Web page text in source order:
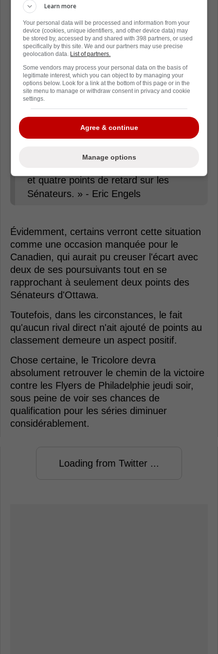
« Les Rangers s'inclinent face aux
Kings en temps réglementaire. Les
Red Wings s'inclinent face à
l'Avalanche en temps réglementaire.
Les Sénateurs s'inclinent face aux
Sabres en temps réglementaire.
Les Canadiens, qui ont perdu contre
les Blues en temps réglementaire,
demeurent donc en deuxième position
des équipes repêchées, avec un point
d'avance sur les Islanders et les
et quatre points de retard sur les
Sénateurs. » - Eric Engels
Évidemment, certains verront cette situation
comme une occasion manquée pour le
Canadien, qui aurait pu creuser l'écart avec
deux de ses poursuivants tout en se
rapprochant à seulement deux points des
Sénateurs d'Ottawa.
Toutefois, dans les circonstances, le fait
qu'aucun rival direct n'ait ajouté de points au
classement demeure un aspect positif.
Chose certaine, le Tricolore devra
absolument retrouver le chemin de la victoire
contre les Flyers de Philadelphie jeudi soir,
sous peine de voir ses chances de
qualification pour les séries diminuer
considérablement.
Loading from Twitter ...
Learn more
Your personal data will be processed and information from your
device (cookies, unique identifiers, and other device data) may
be stored by, accessed by and shared with 398 partners, or used
specifically by this site. We and our partners may use precise
geolocation data. List of partners.
Some vendors may process your personal data on the basis of
legitimate interest, which you can object to by managing your
options below. Look for a link at the bottom of this page or in the
site menu to manage or withdraw consent in privacy and cookie
settings.
Agree & continue
Manage options